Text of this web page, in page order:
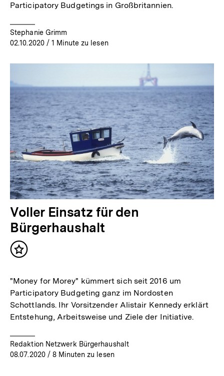
Participatory Budgetings in Großbritannien.
Stephanie Grimm
02.10.2020/ 1 Minute zu lesen
Voller Einsatz für den
Bürgerhaushalt
Inhalt
"Money for Morey" kümmert sich seit 2016 um
Participatory Budgeting ganz im Nordosten
Schottlands. Ihr Vorsitzender Alistair Kennedy erklärt
Entstehung, Arbeitsweise und Ziele der Initiative.
Redaktion Netzwerk Bürgerhaushalt
08.07.2020/ 8 Minuten zu lesen